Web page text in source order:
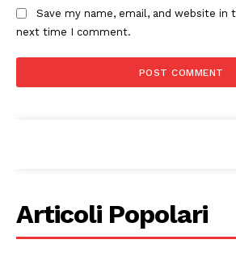
Save my name, email, and website in
next time I comment.
Articoli Popolari